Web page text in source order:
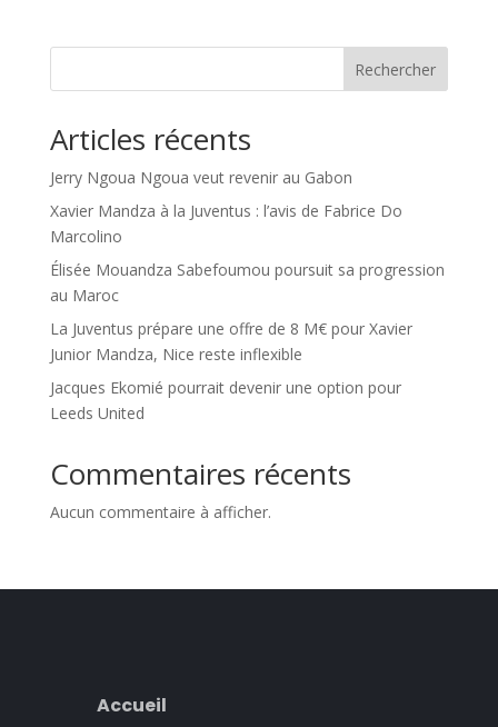
Rechercher
Articles récents
Jerry Ngoua Ngoua veut revenir au Gabon
Xavier Mandza à la Juventus : l’avis de Fabrice Do
Marcolino
Élisée Mouandza Sabefoumou poursuit sa progression
au Maroc
La Juventus prépare une offre de 8 M€ pour Xavier
Junior Mandza, Nice reste inflexible
Jacques Ekomié pourrait devenir une option pour
Leeds United
Commentaires récents
Aucun commentaire à afficher.
Accueil